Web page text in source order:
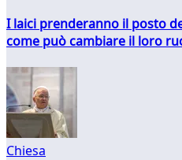
I laici prenderanno il posto
come può cambiare il loro
Chiesa